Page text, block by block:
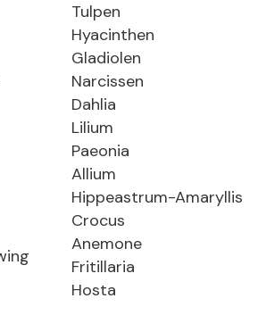
Tulpen
Hyacinthen
Gladiolen
Narcissen
Dahlia
Lilium
Paeonia
Allium
Hippeastrum-Amaryllis
Crocus
Anemone
Fritillaria
Hosta